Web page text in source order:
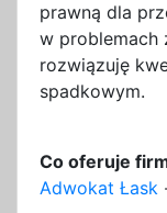
prawną dla
w problemach
rozwiązuję
spadkowym.
Co oferuje
Adwokat Łask